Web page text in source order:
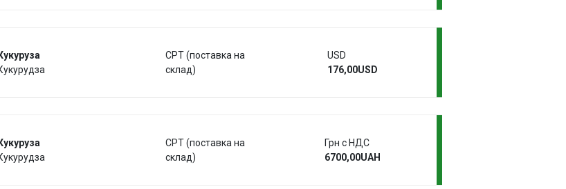
CPT (поставка на
склад)
USD
176,00USD
CPT (поставка на
склад)
Грн с НДС
6700,00UAH